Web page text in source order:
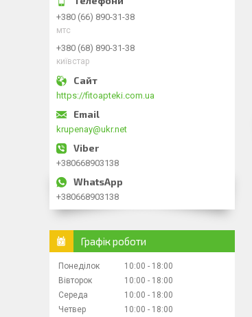
+380 (66) 890-31-38
мтс
+380 (68) 890-31-38
київстар
https://fitoapteki.com.ua
krupenay@ukr.net
+380668903138
+380668903138
Графік роботи
Понеділок 10:00
18:00
Вівторок
10:00
18:00
Середа
10:00
18:00
Четвер
10:00
18:00